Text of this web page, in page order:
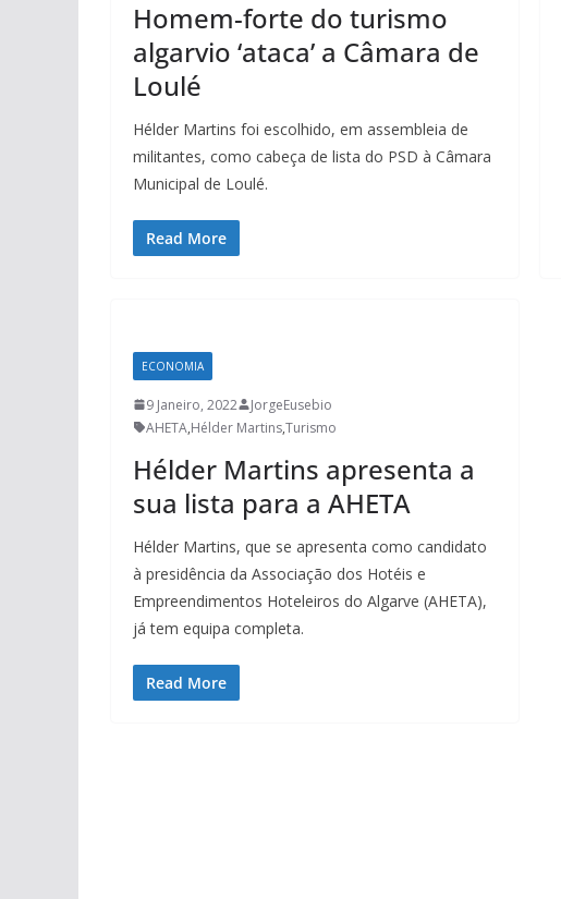
Homem-forte do turismo
algarvio ‘ataca’ a Câmara de
Loulé
Hélder Martins foi escolhido, em assembleia de
militantes, como cabeça de lista do PSD à Câmara
Municipal de Loulé.
Read More
ECONOMIA
9 Janeiro, 2022
JorgeEusebio
AHETA,Hélder Martins,Turismo
Hélder Martins apresenta a
sua lista para a AHETA
Hélder Martins, que se apresenta como candidato
à presidência da Associação dos Hotéis e
Empreendimentos Hoteleiros do Algarve (AHETA),
já tem equipa completa.
Read More